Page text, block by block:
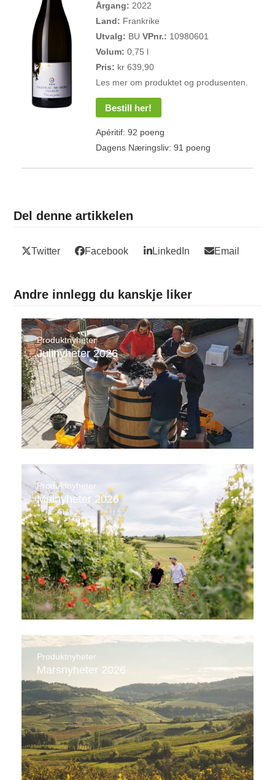
Årgang: 2022
Land: Frankrike
Utvalg: BU VPnr.: 10980601
Volum: 0,75 l
Pris: kr 639,90
Les mer om produktet og produsenten.
Bestill her!
Apéritif: 92 poeng
Dagens Næringsliv: 91 poeng
Del denne artikkelen
Twitter Facebook LinkedIn Email
Andre innlegg du kanskje liker
Produktnyheter
Julinyheter 2026
Produktnyheter
Mainyheter 2026
Produktnyheter
Marsnyheter 2026